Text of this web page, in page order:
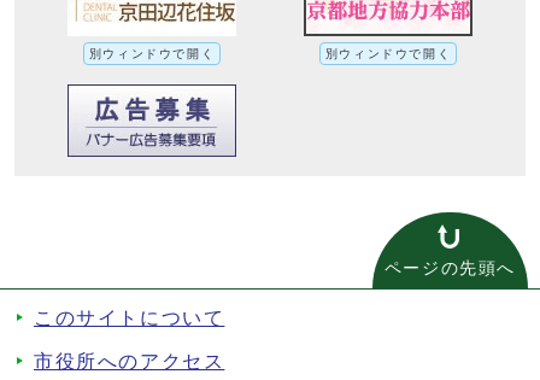
別ウィンドウで開く 別ウィンドウで開く
ページの先頭へ
このサイトについて
市役所へのアクセス